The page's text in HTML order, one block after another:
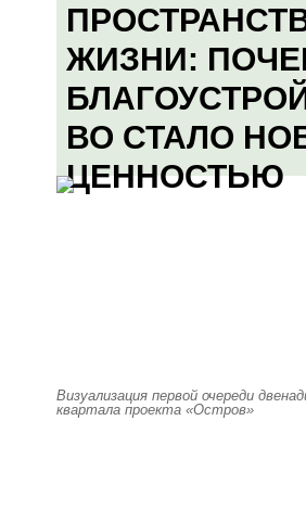
ЖИЗНИ:
ВО СТАЛО
ЦЕННОСТЬЮ
Визуализация первой очереди
квартала проекта «Остров»